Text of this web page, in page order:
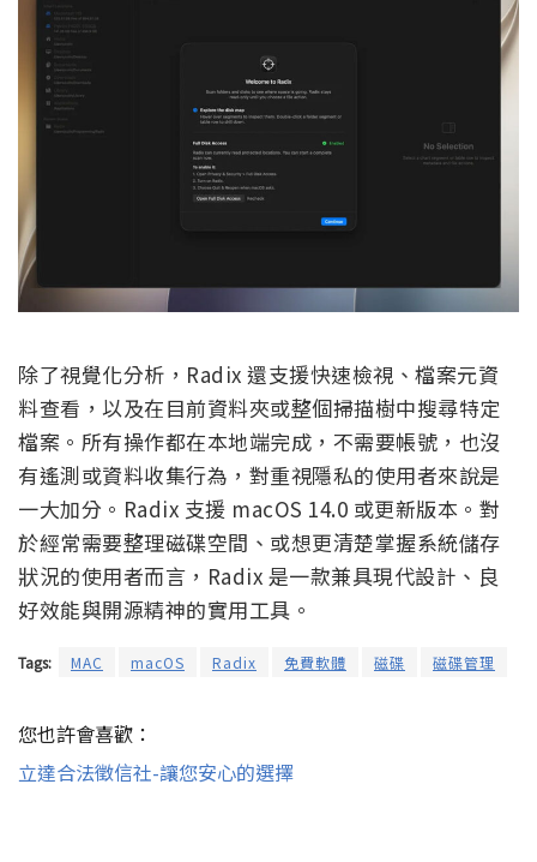
除了視覺化分析，Radix 還支援快速檢視、檔案元資
料查看，以及在目前資料夾或整個掃描樹中搜尋特定
檔案。所有操作都在本地端完成，不需要帳號，也沒
有遙測或資料收集行為，對重視隱私的使用者來說是
一大加分。Radix 支援 macOS 14.0 或更新版本。對
於經常需要整理磁碟空間、或想更清楚掌握系統儲存
狀況的使用者而言，Radix 是一款兼具現代設計、良
好效能與開源精神的實用工具。
Tags: MAC macOS Radix 免費軟體 磁碟 磁碟管理
您也許會喜歡：
立達合法徵信社-讓您安心的選擇